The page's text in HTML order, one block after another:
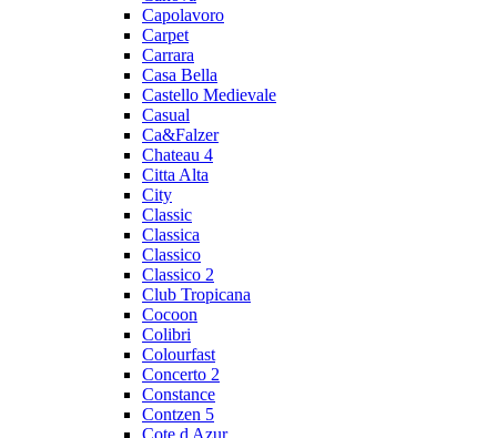
Capolavoro
Carpet
Carrara
Casa Bella
Castello Medievale
Casual
Ca&Falzer
Chateau 4
Citta Alta
City
Classic
Classica
Classico
Classico 2
Club Tropicana
Cocoon
Colibri
Colourfast
Concerto 2
Constance
Contzen 5
Cote d Azur